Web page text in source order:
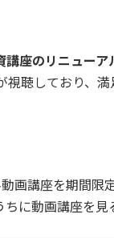
座のリニューア
視聴しており、満
画講座を期間限
に動画講座を見